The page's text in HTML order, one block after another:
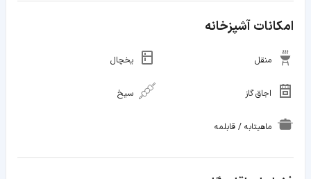
امکانات آشپزخانه
منقل یخچال
اجاق گاز سیخ
ماهیتابه / قابلمه